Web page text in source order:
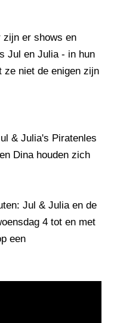
er shows en
Jul en Julia - in hun
ze niet de enigen zijn
& Julia's Piratenles
Dina houden zich
Jul & Julia en de
4 tot en met
een